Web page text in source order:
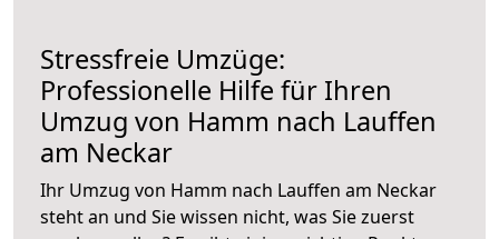
Stressfreie Umzüge:
Professionelle Hilfe für Ihren
Umzug von Hamm nach Lauffen
am Neckar
Ihr Umzug von Hamm nach Lauffen am Neckar
steht an und Sie wissen nicht, was Sie zuerst